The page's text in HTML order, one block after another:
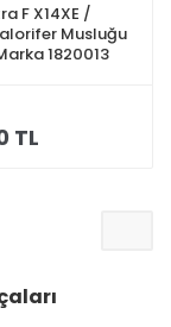
F X14XE /
Musluğu
1820013
TL